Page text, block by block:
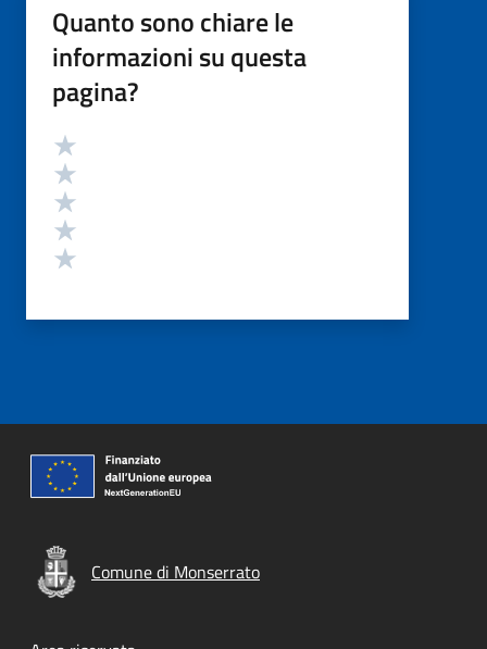
Quanto sono chiare le
informazioni su questa
pagina?
Valutazione
Comune di Monserrato